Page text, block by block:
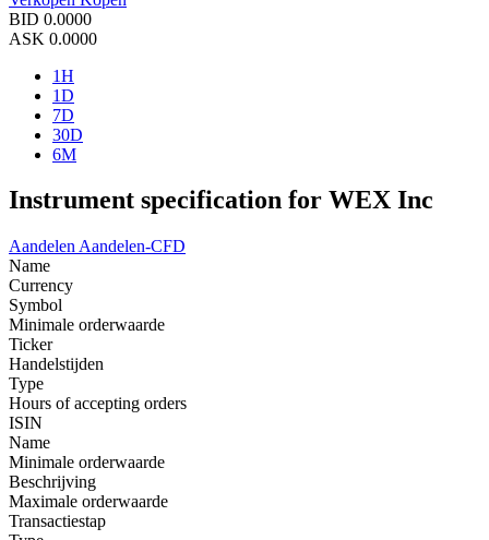
BID 0.0000
ASK 0.0000
1H
1D
7D
30D
6M
Instrument specification for WEX Inc
Aandelen Aandelen-CFD
Name
Currency
Symbol
Minimale orderwaarde
Ticker
Handelstijden
Type
Hours of accepting orders
ISIN
Name
Minimale orderwaarde
Beschrijving
Maximale orderwaarde
Transactiestap